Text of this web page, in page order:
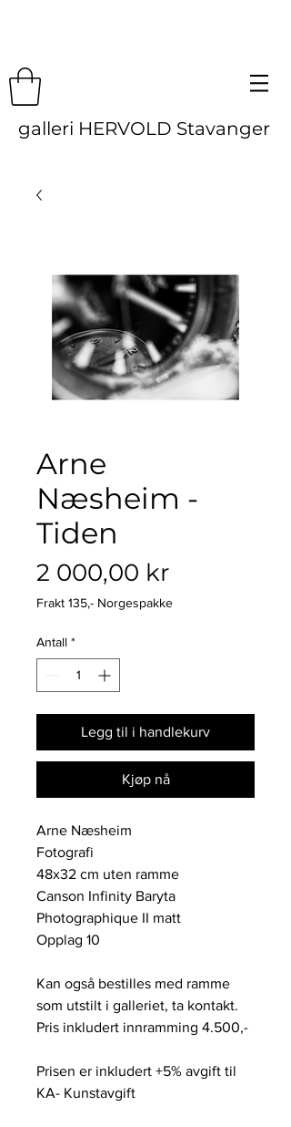
galleri HERVOLD Stavanger
Arne
Næsheim -
Tiden
2 000,00 krPris
Frakt 135,- Norgespakke
Antall *
Legg til i handlekurv
Kjøp nå
Arne Næsheim
Fotografi
48x32 cm uten ramme
Canson Infinity Baryta
Photographique II matt
Opplag 10
Kan også bestilles med ramme
som utstilt i galleriet, ta kontakt.
Pris inkludert innramming 4.500,-
Prisen er inkludert +5% avgift til
KA- Kunstavgift